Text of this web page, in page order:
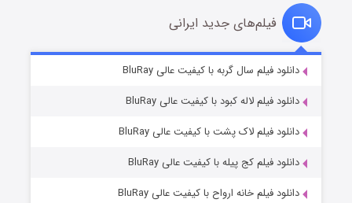
قسمت۷ (زیرنویس) منتشر شد
فیلم‌های جدید ایرانی
دانلود فیلم سال گربه با کیفیت عالی BluRay
دانلود فیلم لاله کبود با کیفیت عالی BluRay
دانلود فیلم لاک پشت با کیفیت عالی BluRay
دانلود فیلم کج‌ پیله با کیفیت عالی BluRay
دانلود فیلم خانه ارواح با کیفیت عالی BluRay